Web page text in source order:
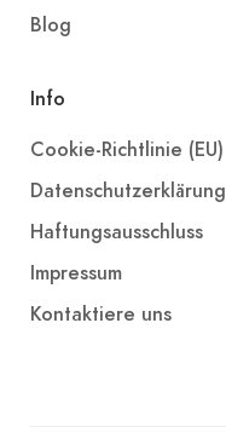
Blog
Info
Cookie-Richtlinie (EU)
Datenschutzerklärung
Haftungsausschluss
Impressum
Kontaktiere uns